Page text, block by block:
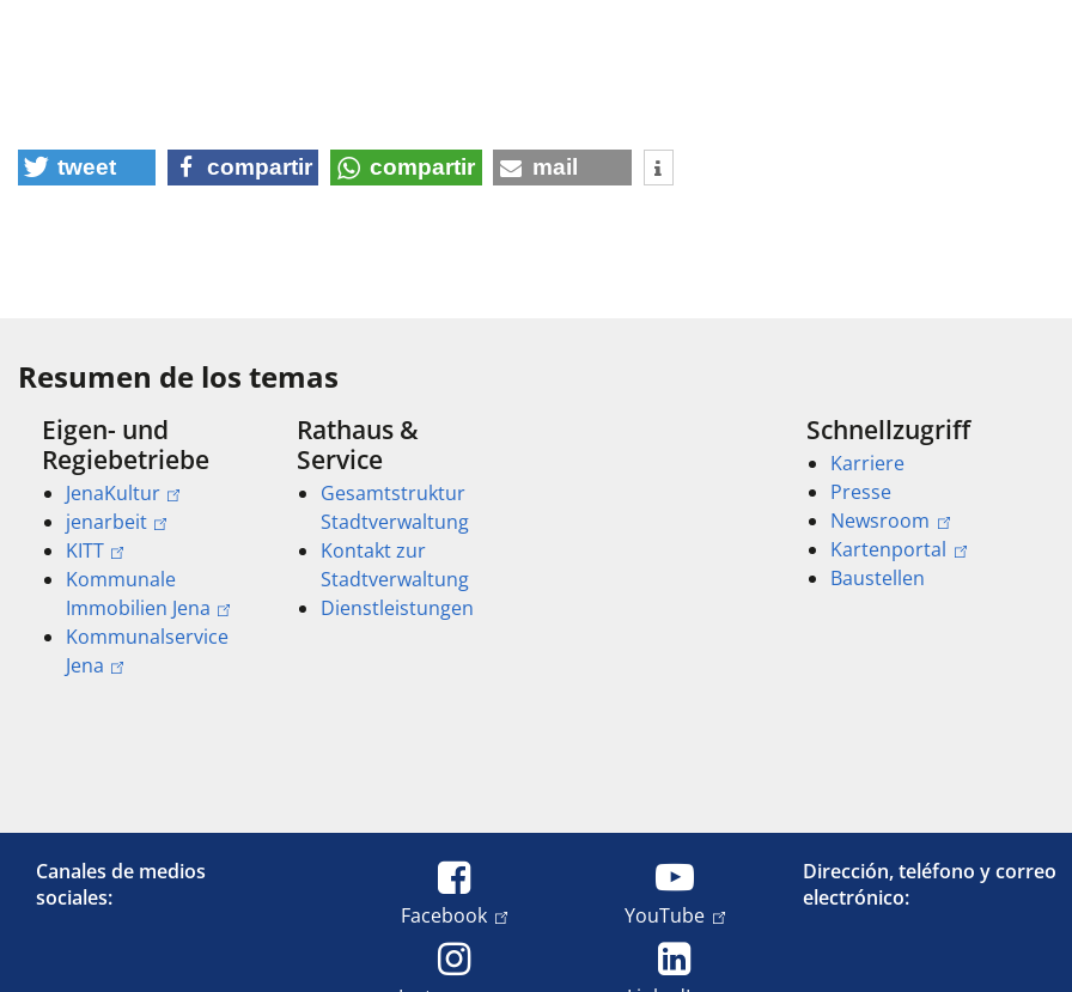
tweet compartir compartir mail
Resumen de los temas
Eigen- und
Regiebetriebe
JenaKultur
jenarbeit
KITT
Kommunale
Immobilien Jena
Kommunalservice
Jena
Rathaus &
Service
Gesamtstruktur
Stadtverwaltung
Kontakt zur
Stadtverwaltung
Dienstleistungen
Schnellzugriff
Karriere
Presse
Newsroom
Kartenportal
Baustellen
Canales de medios
sociales:
Facebook YouTube
Dirección, teléfono y correo
electrónico: